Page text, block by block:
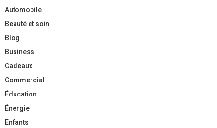
Automobile
Beauté et soin
Blog
Business
Cadeaux
Commercial
Éducation
Énergie
Enfants